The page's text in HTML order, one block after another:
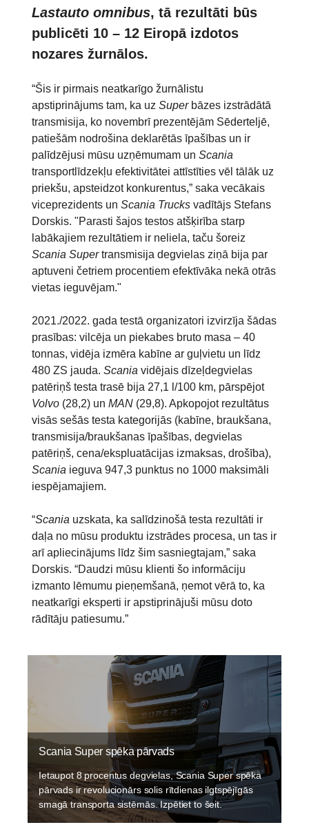
Lastauto omnibus, tā rezultāti būs
publicēti 10 – 12 Eiropā izdotos
nozares žurnālos.
“Šis ir pirmais neatkarīgo žurnālistu
apstiprinājums tam, ka uz Superbāzes izstrādātā
transmisija, ko novembrī prezentējām Sēderteljē,
patiešām nodrošina deklarētās īpašības un ir
palīdzējusi mūsu uzņēmumam un Scania
transportlīdzekļu efektivitātei attīstīties vēl tālāk uz
priekšu, apsteidzot konkurentus,” saka vecākais
viceprezidents un Scania Trucks vadītājs Stefans
Dorskis. "Parasti šajos testos atšķirība starp
labākajiem rezultātiem ir neliela, taču šoreiz
Scania Supertransmisija degvielas ziņā bija par
aptuveni četriem procentiem efektīvāka nekā otrās
vietas ieguvējam."
2021./2022. gada testā organizatori izvirzīja šādas
prasības: vilcēja un piekabes bruto masa – 40
tonnas, vidēja izmēra kabīne ar guļvietu un līdz
480 ZS jauda. Scania vidējais dīzeļdegvielas
patēriņš testa trasē bija 27,1 l/100 km, pārspējot
Volvo (28,2) un MAN (29,8). Apkopojot rezultātus
visās sešās testa kategorijās (kabīne, braukšana,
transmisija/braukšanas īpašības, degvielas
patēriņš, cena/ekspluatācijas izmaksas, drošība),
Scania ieguva 947,3 punktus no 1000 maksimāli
iespējamajiem.
“Scania uzskata, ka salīdzinošā testa rezultāti ir
daļa no mūsu produktu izstrādes procesa, un tas ir
arī apliecinājums līdz šim sasniegtajam,” saka
Dorskis. “Daudzi mūsu klienti šo informāciju
izmanto lēmumu pieņemšanā, ņemot vērā to, ka
neatkarīgi eksperti ir apstiprinājuši mūsu doto
rādītāju patiesumu.”
Scania Super spēka pārvads
Ietaupot 8 procentus degvielas, Scania Super spēka
pārvads ir revolucionārs solis rītdienas ilgtspējīgās
smagā transporta sistēmās. Izpētiet to šeit.